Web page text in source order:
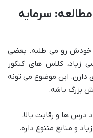
مطالعه: سرمایه
خودش رو می طلبه. بعضی
زیاد، کلاس های کنکور
دارن. این موضوع می تونه
بزرگ باشه.
درس ها و رقابت بالا،
و منابع متنوع داره.